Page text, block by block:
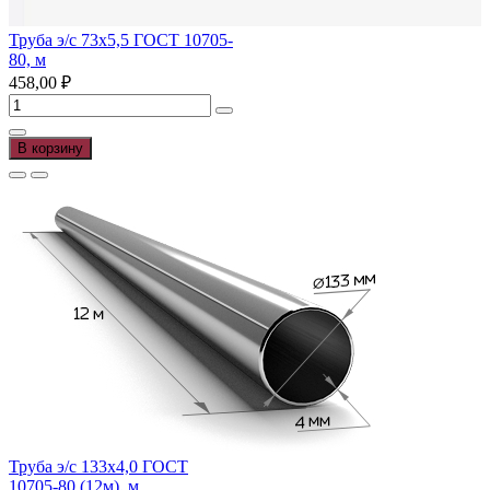
Труба э/с 73х5,5 ГОСТ 10705-
80, м
458,00 ₽
Количество
товара
Труба
э/
с
10705-
В корзину
Труба э/с 133х4,0 ГОСТ
10705-80 (12м), м